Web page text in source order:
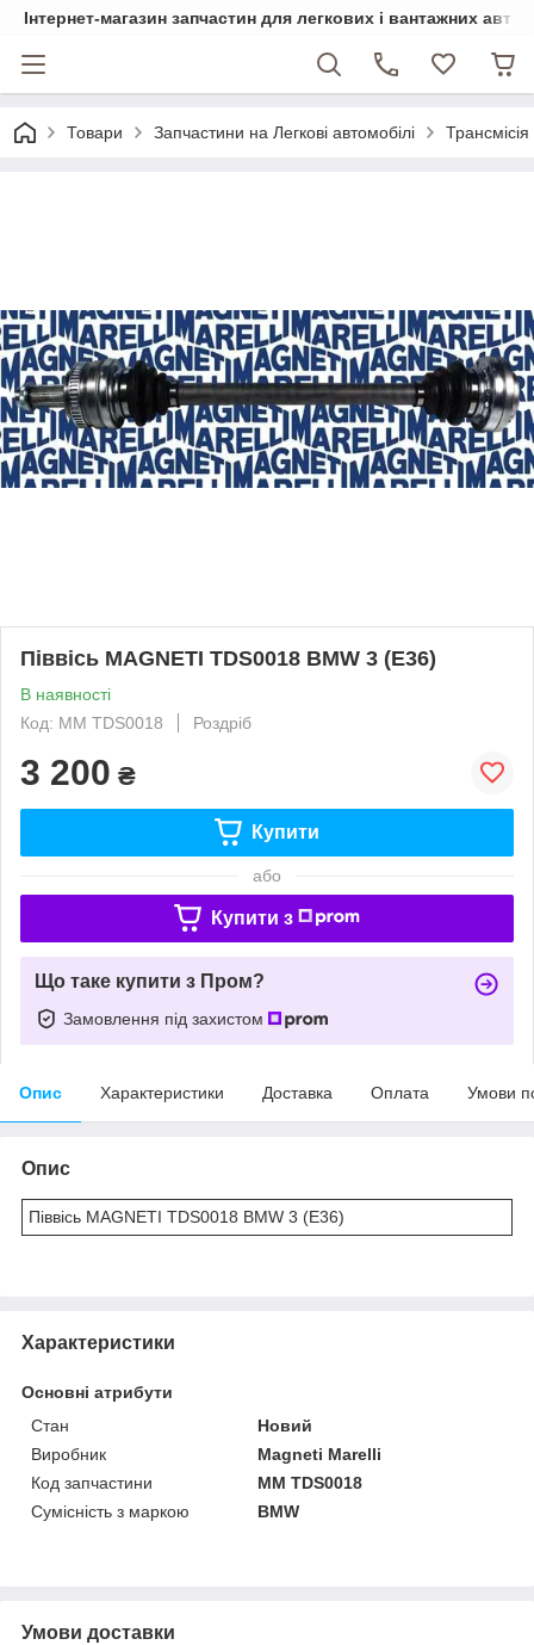
Інтернет-магазин запчастин для легкових і вантажних
Товари Запчастини на Легкові автомобілі Трансмісія
Піввісь MAGNETI TDS0018 BMW 3 (E36)
В наявності
Код: MM TDS0018
Роздріб
3 200 ₴
Купити
або
Купити з
Що таке купити з Пром?
Замовлення під захистом
Опис Характеристики Доставка Оплата Умови
Опис
Піввісь MAGNETI TDS0018 BMW 3 (E36)
Характеристики
Основні атрибути
Стан
Новий
Виробник
Magneti Marelli
Код запчастини
MM TDS0018
Сумісність з маркою
BMW
Умови доставки